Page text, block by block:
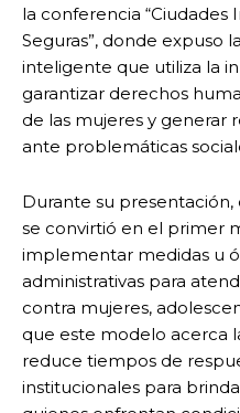
la conferencia “Ciudades
Seguras”, donde expuso
inteligente que utiliza la
garantizar derechos
de las mujeres y generar
ante problemáticas
Durante su
se convirtió en el primer
implementar medidas u
administrativas para
contra mujeres,
que este modelo acerca
reduce tiempos de
institucionales para